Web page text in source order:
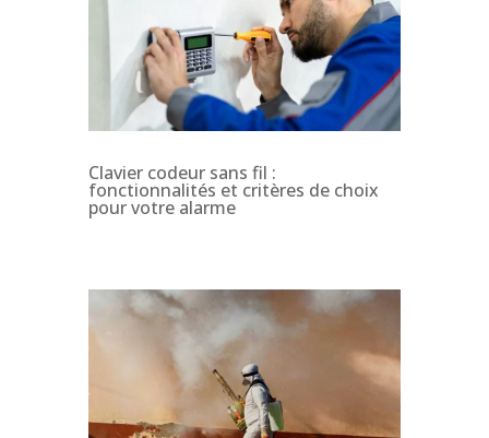
Clavier codeur sans fil :
fonctionnalités et critères de choix
pour votre alarme